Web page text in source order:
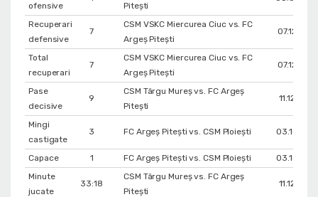
ofensive
Pitești
Recuperari
defensive
7
CSM VSKC Miercurea Ciuc vs. FC
Argeș Pitești
07.12.2022
Total
recuperari
7
CSM VSKC Miercurea Ciuc vs. FC
Argeș Pitești
07.12.2022
Pase
decisive
9
CSM Târgu Mureș vs. FC Argeș
Pitești
11.12.2022
Mingi
castigate
3 FC Argeș Pitești vs. CSM Ploiești
Capace 1 FC Argeș Pitești vs. CSM Ploiești
Minute
jucate
33:18
CSM Târgu Mureș vs. FC Argeș
Pitești
11.12.2022